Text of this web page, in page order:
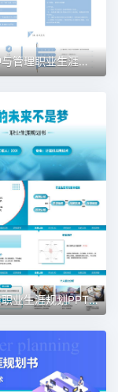
道路养护与管理职业生涯规划PPT模板
计算机类职业生涯规划PPT模板